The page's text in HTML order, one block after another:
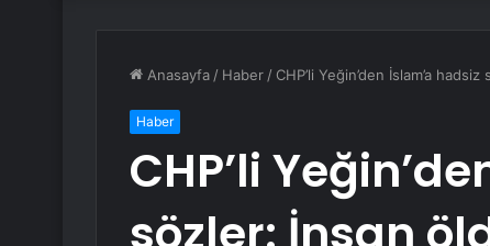
Anasayfa / Haber / CHP’li Yeğin’den İslam’a
Haber
CHP’li
sözler: İnsan